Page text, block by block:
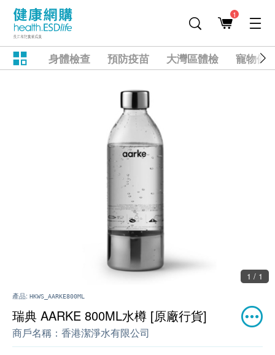
1
身體檢查 預防疫苗 大灣區體檢 寵物健
1 / 1
產品: HKWS_AARKE800ML
瑞典 AARKE 800ML水樽 [原廠行貨]
商戶名稱： 香港潔淨水有限公司